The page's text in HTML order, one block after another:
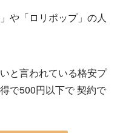
や「ロリポップ」の人
と言われている格安プ
で500円以下で 契約で